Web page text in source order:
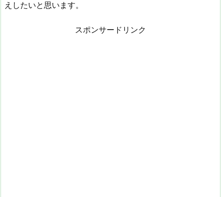
えしたいと思います。
スポンサードリンク